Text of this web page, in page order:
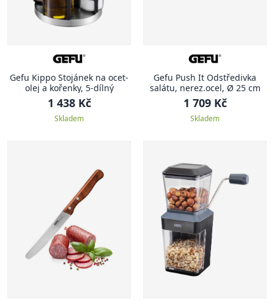
Gefu Kippo Stojánek na ocet-
olej a kořenky, 5-dílný
1 438 Kč
Skladem
Gefu Push It Odstředivka
salátu, nerez.ocel, Ø 25 cm
1 709 Kč
Skladem